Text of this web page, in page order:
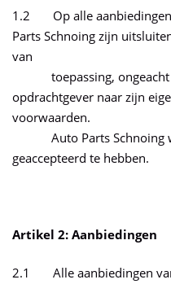
1.2 Op alle aanbiedingen
Parts Schnoing zijn
van
toepassing, ongeacht
opdrachtgever naar zijn
voorwaarden.
Auto Parts Schnoing
geaccepteerd te hebben.
Artikel 2: Aanbiedingen
2.1 Alle aanbiedingen